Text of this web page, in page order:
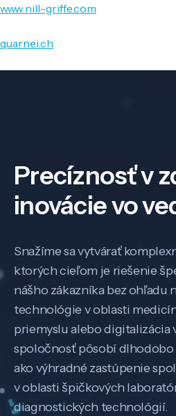
www.nill-griffe.com
quarnei.ch
Precíznosť v
inovácie vo
Snažíme sa vytvárať
ktorých cieľom je riešenie
nášho zákazníka bez ohľadu
technológie v oblasti
priemyslu alebo digitalizácia
spoločnosť pôsobí dlhodobo
ako výhradné zastúpenie
v oblasti špičkových
diagnostických technológií.